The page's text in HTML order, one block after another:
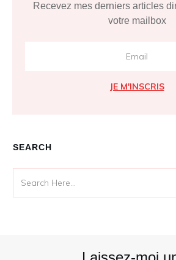
Recevez mes derniers articles
votre mailbox
JE M'INSCRIS
SEARCH